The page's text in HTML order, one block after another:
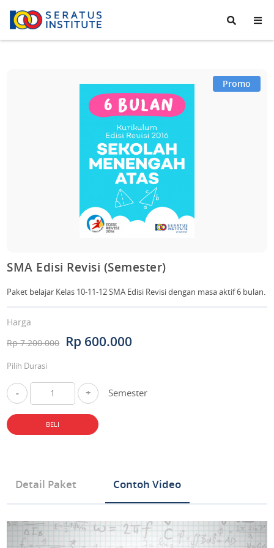
Seratus
Institute
Promo
SMA Edisi Revisi (Semester)
Paket belajar Kelas 10-11-12 SMA Edisi Revisi dengan masa aktif 6 bulan.
Harga
Rp 7.200.000
Rp 600.000
Pilih Durasi
- + Semester
BELI
Detail Paket Contoh Video
Tipe Produk Mata Pelajaran